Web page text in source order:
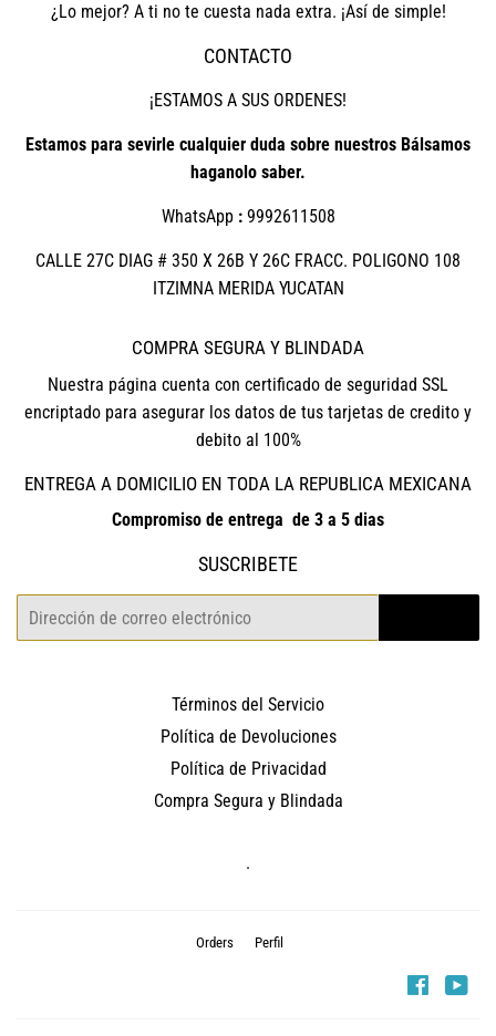
¿Lo mejor? A ti no te cuesta nada extra. ¡Así de simple!
CONTACTO
¡ESTAMOS A SUS ORDENES!
Estamos para sevirle cualquier duda sobre nuestros Bálsamos
haganolo saber.
WhatsApp : 9992611508
CALLE 27C DIAG # 350 X 26B Y 26C FRACC. POLIGONO 108
ITZIMNA MERIDA YUCATAN
COMPRA SEGURA Y BLINDADA
Nuestra página cuenta con certificado de seguridad SSL
encriptado para asegurar los datos de tus tarjetas de credito y
debito al 100%
ENTREGA A DOMICILIO EN TODA LA REPUBLICA MEXICANA
Compromiso de entrega de 3 a 5 dias
SUSCRIBETE
Correo
Términos del Servicio
Política de Devoluciones
Política de Privacidad
Compra Segura y Blindada
.
Orders Perfil